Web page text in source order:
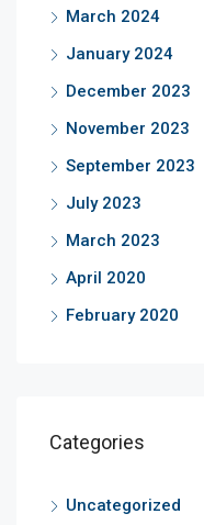
March 2024
January 2024
December 2023
November 2023
September 2023
July 2023
March 2023
April 2020
February 2020
Categories
Uncategorized